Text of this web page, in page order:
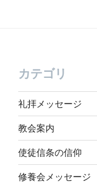
カテゴリ
礼拝メッセージ
教会案内
使徒信条の信仰
修養会メッセージ